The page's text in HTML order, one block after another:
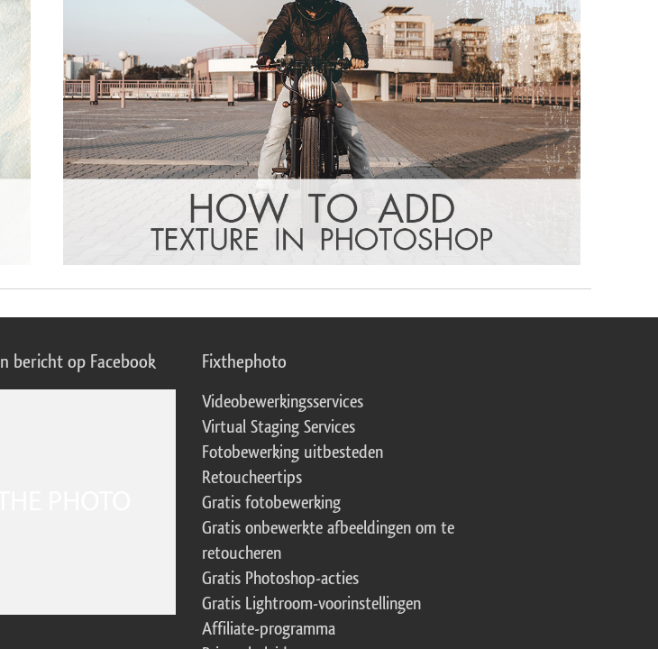
bericht op Facebook Fixthephoto
Videobewerkingsservices
Virtual Staging Services
Fotobewerking uitbesteden
Retoucheertips
Gratis fotobewerking
Gratis onbewerkte afbeeldingen om te
retoucheren
Gratis Photoshop-acties
Gratis Lightroom-voorinstellingen
Affiliate-programma